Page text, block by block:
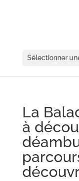
Sélectionner
La
à